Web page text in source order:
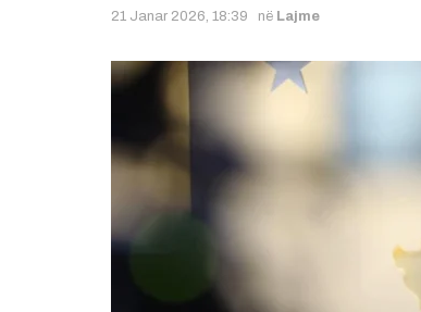
21 Janar 2026, 18:39 në Lajme